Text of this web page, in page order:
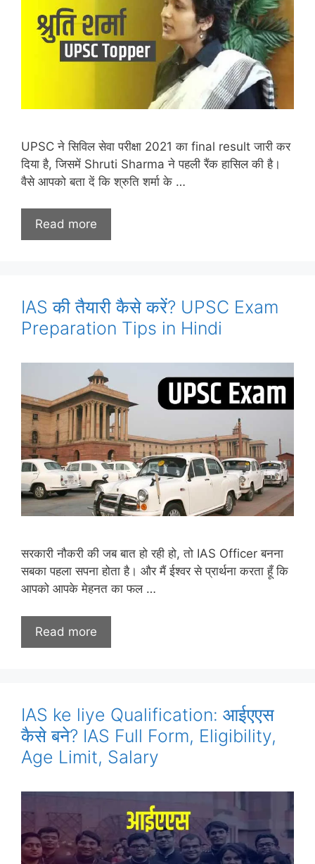
UPSC ने सिविल सेवा परीक्षा 2021 का final result जारी कर
दिया है, जिसमें Shruti Sharma ने पहली रैंक हासिल की है।
वैसे आपको बता दें कि श्रुति शर्मा के …
Read more
IAS की तैयारी कैसे करें? UPSC Exam
Preparation Tips in Hindi
सरकारी नौकरी की जब बात हो रही हो, तो IAS Officer बनना
सबका पहला सपना होता है। और मैं ईश्वर से प्रार्थना करता हूँ कि
आपको आपके मेहनत का फल …
Read more
IAS ke liye Qualification: आईएएस
कैसे बने? IAS Full Form, Eligibility,
Age Limit, Salary